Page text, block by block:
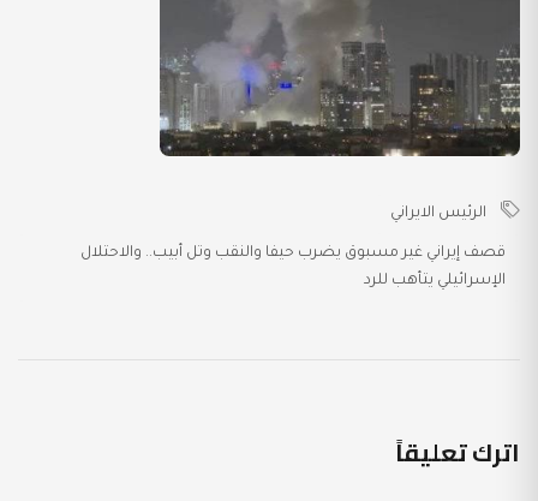
الرئيس الايراني
قصف إيراني غير مسبوق يضرب حيفا والنقب وتل أبيب.. والاحتلال
الإسرائيلي يتأهب للرد
اترك تعليقاً